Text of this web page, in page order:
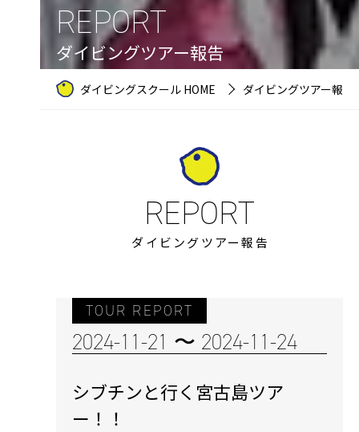
REPORT
ダイビングツアー報告
ダイビングスクール HOME ダイビングツアー報告
ダイビングツアー報告
TOUR REPORT
2024-11-21 〜 2024-11-24
シブチンと行く宮古島ツア
ー！！